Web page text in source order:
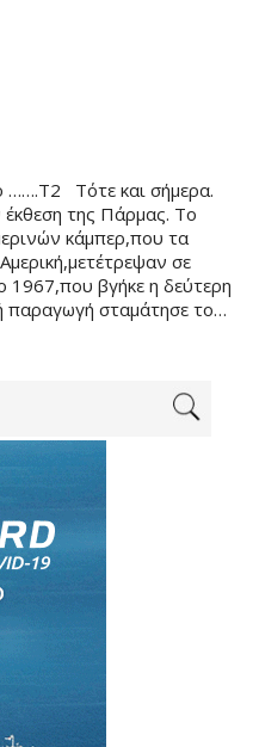
Τότε και σήμερα.
έκθεση της Πάρμας. Το
κάμπερ,που τα
σε
βγήκε η δεύτερη
παραγωγή σταμάτησε το…